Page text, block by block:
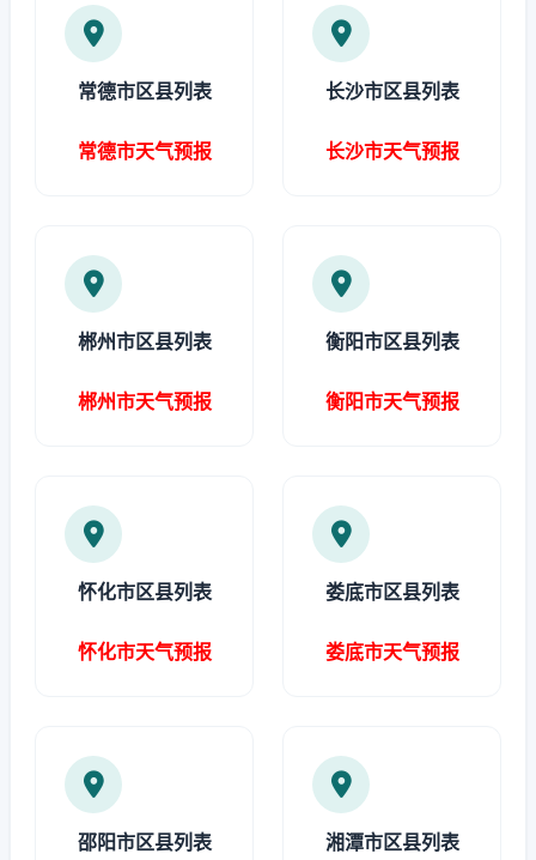
常德市区县列表
常德市天气预报
长沙市区县列表
长沙市天气预报
郴州市区县列表
郴州市天气预报
衡阳市区县列表
衡阳市天气预报
怀化市区县列表
怀化市天气预报
娄底市区县列表
娄底市天气预报
邵阳市区县列表 湘潭市区县列表